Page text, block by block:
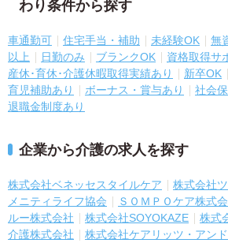
わり条件から探す
車通勤可 住宅手当・補助 未経験OK 無
以上
日勤のみ ブランクOK 資格取得サ
産休･育休･介護休暇取得実績あり
新卒OK
育児補助あり
ボーナス・賞与あり 社会
退職金制度あり
企業から介護の求人を探す
株式会社ベネッセスタイルケア 株式会社
メニティライフ協会
ＳＯＭＰＯケア株式
ルー株式会社
株式会社SOYOKAZE 株式
介護株式会社
株式会社ケアリッツ・アン